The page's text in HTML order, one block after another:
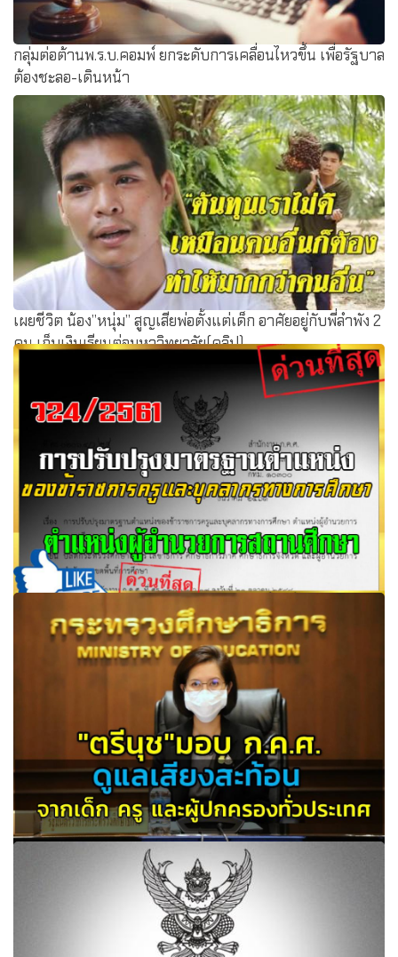
กลุ่มต่อต้านพ.ร.บ.คอมพ์ ยกระดับการเคลื่อนไหวขึ้น เพื่อรัฐบาล
ต้องชะลอ-เดินหน้า
เผยชีวิต น้อง”หนุ่ม” สูญเสียพ่อตั้งแต่เด็ก อาศัยอยู่กับพี่ลำพัง 2
คน เก็บเงินเรียนต่อมหาวิทยาลัย(คลิป)
ว24/2561 การปรับปรุงมาตรฐานตำแหน่งของข้าราชการครู
และบุคลากรทางการศึกษา ตำแหน่งผู้อำนวยการสถานศึกษา
"ตรีนุช" มอบ ก.ค.ศ. ดูแลเสียงสะท้อนจากเด็ก ครู และผู้
ปกครองทั่วประเทศ ในช่วงสถานการณ์โควิด